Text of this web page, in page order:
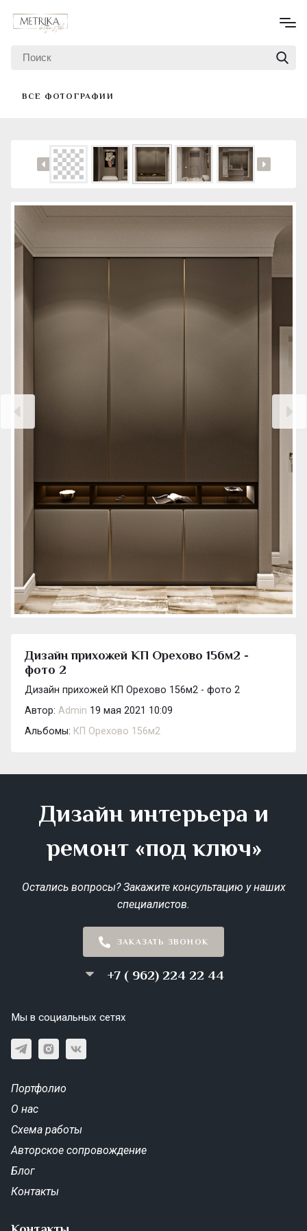
ВСЕ ФОТОГРАФИИ
Дизайн прихожей КП Орехово 156м2 -
фото 2
Дизайн прихожей КП Орехово 156м2 - фото 2
Автор: Admin 19 мая 2021 10:09
Альбомы: КП Орехово 156м2
Дизайн интерьера и
ремонт «под ключ»
Остались вопросы? Закажите консультацию у наших
специалистов.
ЗАКАЗАТЬ ЗВОНОК
+7 ( 962) 224 22 44
Мы в социальных сетях
Портфолио
О нас
Схема работы
Авторское сопровождение
Блог
Контакты